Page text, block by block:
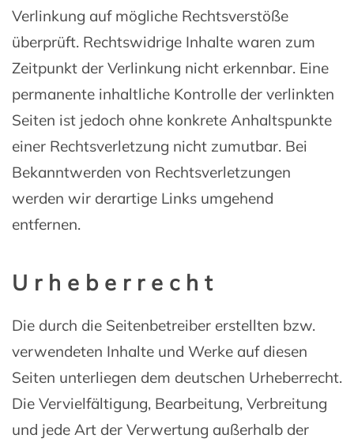
Verlinkung auf mögliche Rechtsverstöße
überprüft. Rechtswidrige Inhalte waren zum
Zeitpunkt der Verlinkung nicht erkennbar. Eine
permanente inhaltliche Kontrolle der verlinkten
Seiten ist jedoch ohne konkrete Anhaltspunkte
einer Rechtsverletzung nicht zumutbar. Bei
Bekanntwerden von Rechtsverletzungen
werden wir derartige Links umgehend
entfernen.
Urheberrecht
Die durch die Seitenbetreiber erstellten bzw.
verwendeten Inhalte und Werke auf diesen
Seiten unterliegen dem deutschen Urheberrecht.
Die Vervielfältigung, Bearbeitung, Verbreitung
und jede Art der Verwertung außerhalb der